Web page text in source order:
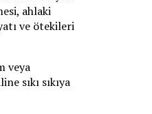
ahlaki
ve ötekileri
veya
sıkı sıkıya